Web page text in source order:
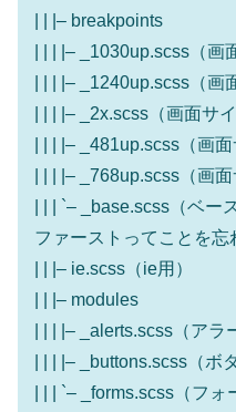
| | |– breakpoints
| | | |– _1030up.scss（画
| | | |– _1240up.scss（画
| | | |– _2x.scss（画面サ
| | | |– _481up.scss（画
| | | |– _768up.scss（画
| | | `– _base.scss（ベ
ファーストってことを忘
| | |– ie.scss（ie用）
| | |– modules
| | | |– _alerts.scss（アラ
| | | |– _buttons.scss（ボ
| | | `– _forms.scss（フォ